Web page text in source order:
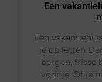
Een
Een
je op letten
bergen, frisse
voor je. Of je